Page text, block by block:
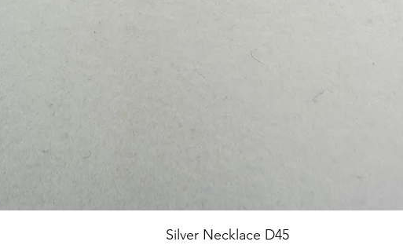
Schnellansicht
Silver Necklace D45